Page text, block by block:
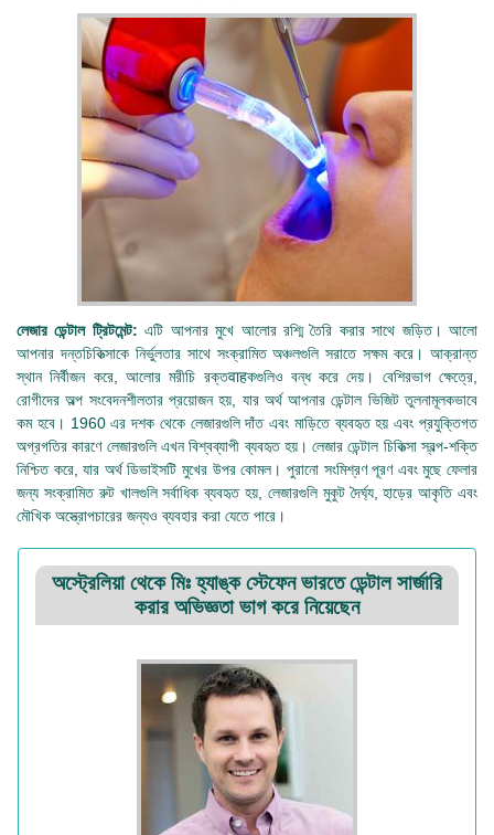
লেজার ডেন্টাল ট্রিটমেন্ট:এটি আপনার মুখে আলোর রশ্মি তৈরি করার সাথে জড়িত। আলো
আপনার দন্তচিকিত্সাকে নির্ভুলতার সাথে সংক্রামিত অঞ্চলগুলি সরাতে সক্ষম করে। আক্রান্ত
স্থান নির্বীজন করে, আলোর মরীচি রক্তवाहকগুলিও বন্ধ করে দেয়। বেশিরভাগ ক্ষেত্রে,
রোগীদের অল্প সংবেদনশীলতার প্রয়োজন হয়, যার অর্থ আপনার ডেন্টাল ভিজিট তুলনামূলকভাবে
কম হবে। 1960 এর দশক থেকে লেজারগুলি দাঁত এবং মাড়িতে ব্যবহৃত হয় এবং প্রযুক্তিগত
অগ্রগতির কারণে লেজারগুলি এখন বিশ্বব্যাপী ব্যবহৃত হয়। লেজার ডেন্টাল চিকিত্সা স্বল্প-শক্তি
নিশ্চিত করে, যার অর্থ ডিভাইসটি মুখের উপর কোমল। পুরানো সংমিশ্রণ পূরণ এবং মুছে ফেলার
জন্য সংক্রামিত রুট খালগুলি সর্বাধিক ব্যবহৃত হয়, লেজারগুলি মুকুট দৈর্ঘ্য, হাড়ের আকৃতি এবং
মৌখিক অস্ত্রোপচারের জন্যও ব্যবহার করা যেতে পারে।
অস্ট্রেলিয়া থেকে মিঃ হ্যাঙ্ক স্টেফেন ভারতে ডেন্টাল সার্জারি
করার অভিজ্ঞতা ভাগ করে নিয়েছেন